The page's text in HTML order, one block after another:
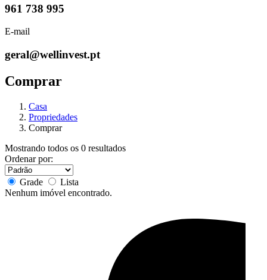
961 738 995
E-mail
geral@wellinvest.pt
Comprar
Casa
Propriedades
Comprar
Mostrando todos os 0 resultados
Ordenar por:
Grade
Lista
Nenhum imóvel encontrado.